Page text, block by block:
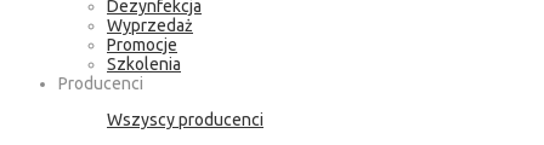
Dezynfekcja
Wyprzedaż
Promocje
Szkolenia
Producenci
Wszyscy producenci